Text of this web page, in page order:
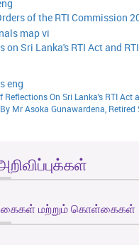
of the RTI Commission
on Sri Lanka's RTI Act and
Reflections On Sri Lanka's RTI Act
Mr Asoka Gunawardena,
மற்றும் கொள்கைகள்